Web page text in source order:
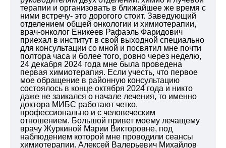
терапии и организовать в ближайшее же время с
ними встречу- это дорогого стоит. Заведующий
отделением общей онкологии и химиотерапии,
врач-онколог Еникеев Рафаэль Фаридович
приехал в институт в свой выходной специально
для консультации со мной и посвятил мне почти
полтора часа и более того, ровно через неделю,
24 декабря 2024 года мне была проведена
первая химиотерапия. Если учесть, что первое
мое обращение в районную консультацию
состоялось в конце октября 2024 года и никто
даже не заикался о начале лечения, то именно
доктора МИБС работают четко,
профессионально и с человеческим
отношением. Большой привет моему лечащему
врачу Журкиной Марии Викторовне, под
наблюдением которой мне проводили сеансы
химиотерапии. Алексей Валерьевич Михайлов